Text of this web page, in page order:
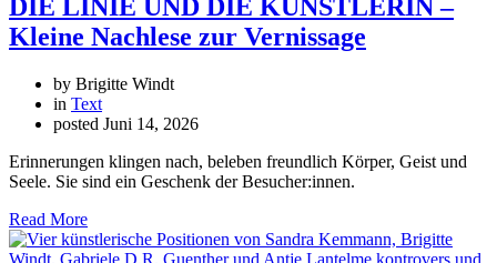
DIE LINIE UND DIE KÜNSTLERIN –
Kleine Nachlese zur Vernissage
by Brigitte Windt
in Text
posted Juni 14, 2026
Erinnerungen klingen nach, beleben freundlich Körper, Geist und
Seele. Sie sind ein Geschenk der Besucher:innen.
Read More